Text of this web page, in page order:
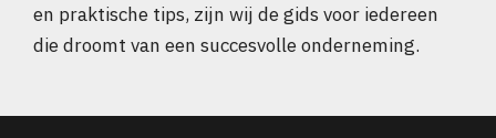
en praktische tips, zijn wij de gids voor iedereen
die droomt van een succesvolle onderneming.